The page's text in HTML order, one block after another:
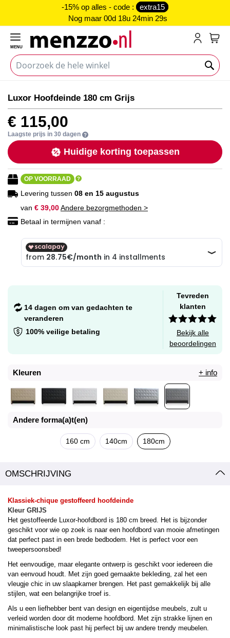
-15% op alles - code :
extra15
Nog maar 00d 18u 24min 29s
MENU
naar
het
einde
van
de
afbeeldingen-
gallerij
naar
het
begin
van
de
afbeeldingen-
gallerij
Luxor Hoofdeinde 180 cm Grijs
€ 115,00
Laagste prijs in 30 dagen
Huidige korting toepassen
OP VOORRAAD
Levering tussen 08 en 15 augustus
van € 39,00Andere bezorgmethoden >
Betaal in termijnen vanaf :
14 dagen om van gedachten te
veranderen
100% veilige betaling
Tevreden
klanten
Bekijk alle
beoordelingen
Kleuren + info
Andere forma(a)t(en)
160 cm 140cm 180cm
OMSCHRIJVING
Klassiek-chique gestoffeerd hoofdeinde
Kleur GRIJS
Het gestoffeerde Luxor-hoofdbord is 180 cm breed. Het is bijzonder
geschikt voor wie op zoek is naar een hoofdbord van mooie afmetingen
dat perfect past in een brede bedbodem. Het is perfect voor een
tweepersoonsbed!
Het eenvoudige, maar elegante ontwerp is geschikt voor iedereen die
van eenvoud houdt. Met zijn goed gemaakte bekleding, zal het een
vleugje chic in uw slaapkamer brengen. Het past gemakkelijk bij alle
stijlen, wat een belangrijke troef is.
Als u een liefhebber bent van design en eigentijdse meubels, zult u
verleid worden door dit moderne hoofdbord. Met zijn strakke lijnen en
minimalistische look past hij perfect bij uw andere trendy meubelen.